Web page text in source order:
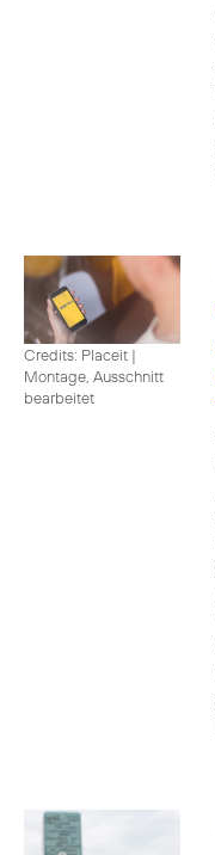
Credits: Placeit |
Montage, Ausschnitt
bearbeitet